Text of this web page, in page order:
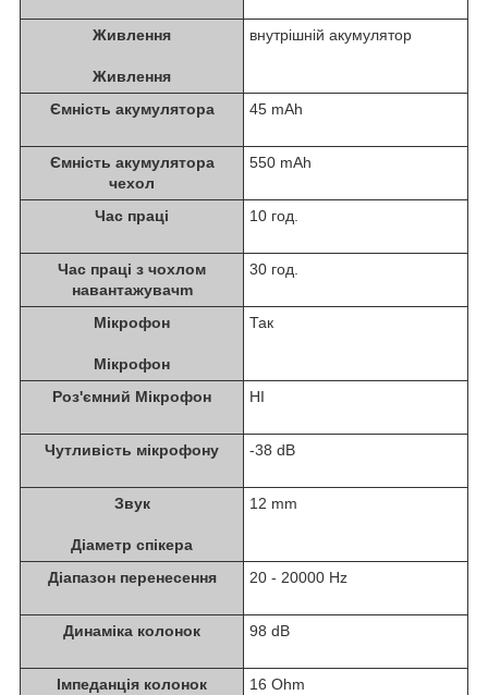
Живлення
Живлення
внутрішній акумулятор
Ємність акумулятора 45 mAh
Ємність акумулятора
чехол
550 mAh
Час праці 10 год.
Час праці з чохлом
навантажувачm
30 год.
Мікрофон
Мікрофон
Так
Роз'ємний Мікрофон НІ
Чутливість мікрофону -38 dB
Звук
Діаметр спікера
12 mm
Діапазон перенесення 20 - 20000 Hz
Динаміка колонок 98 dB
Імпеданція колонок 16 Ohm